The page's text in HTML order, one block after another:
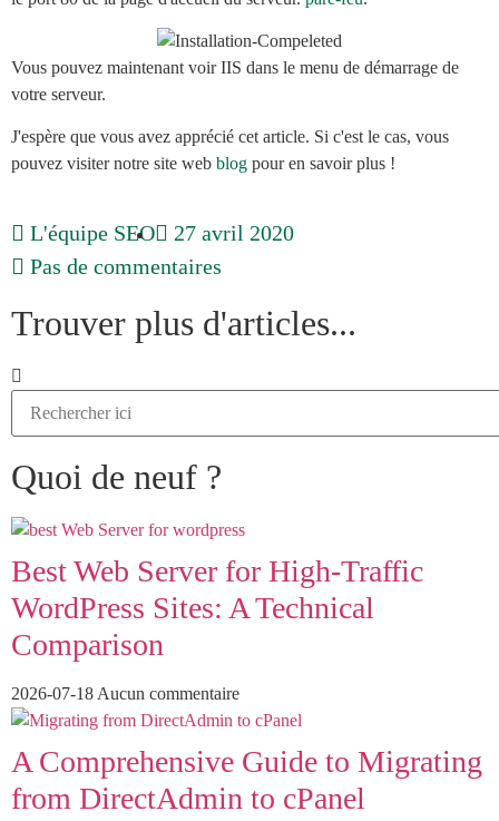
Vous pouvez maintenant voir IIS dans le menu de démarrage de
votre serveur.
J'espère que vous avez apprécié cet article. Si c'est le cas, vous
pouvez visiter notre site web blog pour en savoir plus !
L'équipe SEO
27 avril 2020
Pas de commentaires
Trouver plus d'articles...
Quoi de neuf ?
Best Web Server for High-Traffic
WordPress Sites: A Technical
Comparison
2026-07-18 Aucun commentaire
A Comprehensive Guide to Migrating
from DirectAdmin to cPanel